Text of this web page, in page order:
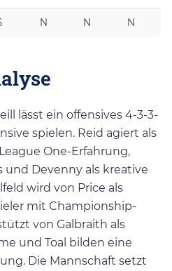
N N N
lässt ein offensives 4-3-3-
spielen. Reid agiert als
One-Erfahrung,
Devenny als kreative
wird von Price als
mit Championship-
von Galbraith als
und Toal bilden eine
Die Mannschaft setzt